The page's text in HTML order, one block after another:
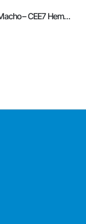
Adaptador Alimentación Aisens A132-0467/ C14 Macho – CEE7 Hembra/ 25cm/ Negro